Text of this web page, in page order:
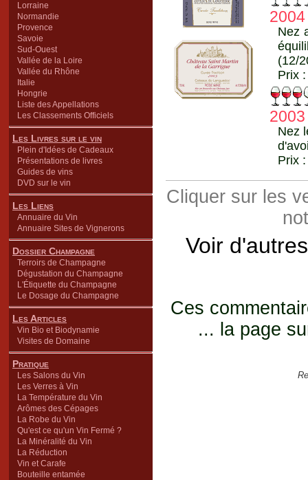
Lorraine
Normandie
Provence
Savoie
Sud-Ouest
Vallée de la Loire
Vallée du Rhône
Italie
Hongrie
Liste des Appellations
Les Classements Officiels
Les Livres sur le vin
Plein d'Idées de Cadeaux
Présentations de livres
Guides de vins
DVD sur le vin
Les Liens
Annuaire du Vin
Annuaire Sites de Vignerons
Dossier Champagne
Terroirs de Champagne
Dégustation du Champagne
L'Étiquette du Champagne
Le Dosage du Champagne
Les Articles
Vin Bio et Biodynamie
Visites de Domaine
Pratique
Les Salons du Vin
Les Verres à Vin
La Température du Vin
Arômes des Cépages
La Robe du Vin
Qu'est ce qu'un Vin Fermé ?
La Minéralité du Vin
La Réduction
Vin et Carafe
Bouteille entamée
2004
Nez
(12/
Prix :
2003
Nez
Prix :
Cliquer sur les
Voir
Ces
... la page